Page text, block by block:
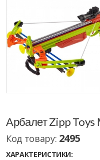
Арбалет Zipp Toys
Код товару: 2495
ХАРАКТЕРИСТИКИ: